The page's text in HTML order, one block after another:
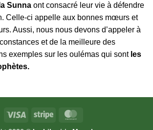
Sunna ont consacré leur vie à défendre
Celle-ci appelle aux bonnes mœurs et
Aussi, nous nous devons d’appeler à
et de la meilleure des
exemples sur les oulémas qui sontles
Visa Stripe